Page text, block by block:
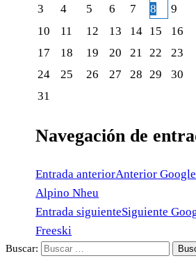
3
4 5 6 7 8
9
10
11 12 13 14 15
16
17
18 19 20 21 22
23
24
25 26 27 28 29
30
31
Navegación de
Entrada anteriorAnterior
Alpino Nheu
Entrada siguienteSiguiente
Freeski
Buscar: